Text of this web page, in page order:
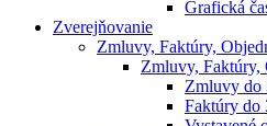
Grafická
Zverejňovanie
Zmluvy, Faktúry,
Zmluvy, Faktúry,
Zmluvy do
Faktúry do